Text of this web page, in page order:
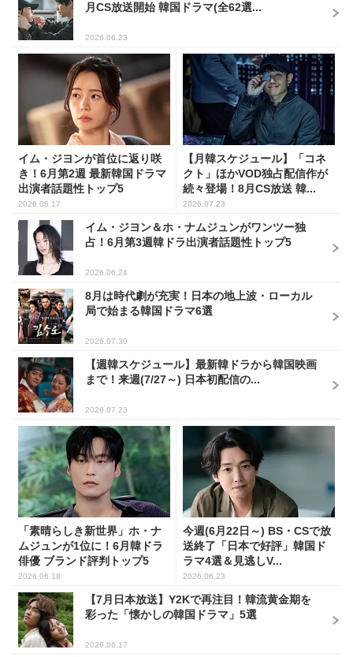
月CS放送開始 韓国ドラマ(全62選...
2026.06.23
イム・ジヨンが首位に返り咲
き！6月第2週 最新韓国ドラマ
出演者話題性トップ5
2026.06.17
【月韓スケジュール】「コネ
クト」ほかVOD独占配信作が
続々登場！8月CS放送 韓...
2026.07.23
イム・ジヨン＆ホ・ナムジュンがワンツー独
占！6月第3週韓ドラ出演者話題性トップ5
2026.06.24
8月は時代劇が充実！日本の地上波・ローカル
局で始まる韓国ドラマ6選
2026.07.30
【週韓スケジュール】最新韓ドラから韓国映画
まで！来週(7/27～) 日本初配信の...
2026.07.23
「素晴らしき新世界」ホ・ナ
ムジュンが1位に！6月韓ドラ
俳優 ブランド評判トップ5
2026.06.18
今週(6月22日～) BS・CSで放
送終了「日本で好評」韓国ド
ラマ4選＆見逃しV...
2026.06.23
【7月日本放送】Y2Kで再注目！韓流黄金期を
彩った「懐かしの韓国ドラマ」5選
2026.06.17